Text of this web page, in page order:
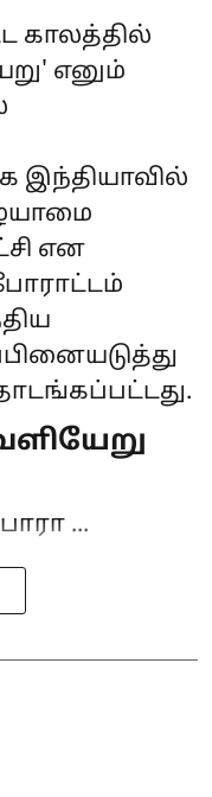
காலத்தில்
எனும்
இந்தியாவில்
என
...